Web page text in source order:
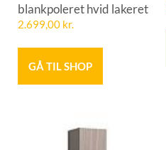
blankpoleret hvid lakeret
2.699,00 kr.
GÅ TIL SHOP